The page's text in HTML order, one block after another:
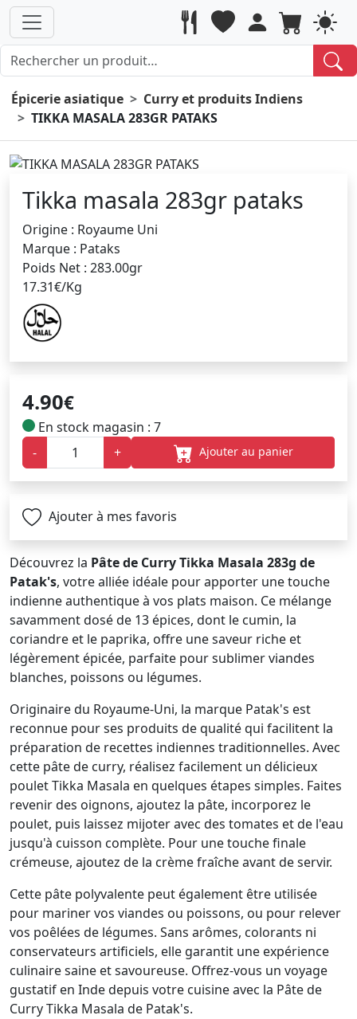
Épicerie asiatique
Curry et produits Indiens
TIKKA MASALA 283GR PATAKS
Tikka masala 283gr pataks
Origine : Royaume Uni
Marque : Pataks
Poids Net : 283.00gr
17.31€/Kg
4.90€
En stock magasin : 7
-
+ Ajouter au panier
Ajouter à mes favoris
Découvrez la Pâte de Curry Tikka Masala 283g de
Patak's, votre alliée idéale pour apporter une touche
indienne authentique à vos plats maison. Ce mélange
savamment dosé de 13 épices, dont le cumin, la
coriandre et le paprika, offre une saveur riche et
légèrement épicée, parfaite pour sublimer viandes
blanches, poissons ou légumes.
Originaire du Royaume-Uni, la marque Patak's est
reconnue pour ses produits de qualité qui facilitent la
préparation de recettes indiennes traditionnelles. Avec
cette pâte de curry, réalisez facilement un délicieux
poulet Tikka Masala en quelques étapes simples. Faites
revenir des oignons, ajoutez la pâte, incorporez le
poulet, puis laissez mijoter avec des tomates et de l'eau
jusqu'à cuisson complète. Pour une touche finale
crémeuse, ajoutez de la crème fraîche avant de servir.
Cette pâte polyvalente peut également être utilisée
pour mariner vos viandes ou poissons, ou pour relever
vos poêlées de légumes. Sans arômes, colorants ni
conservateurs artificiels, elle garantit une expérience
culinaire saine et savoureuse. Offrez-vous un voyage
gustatif en Inde depuis votre cuisine avec la Pâte de
Curry Tikka Masala de Patak's.